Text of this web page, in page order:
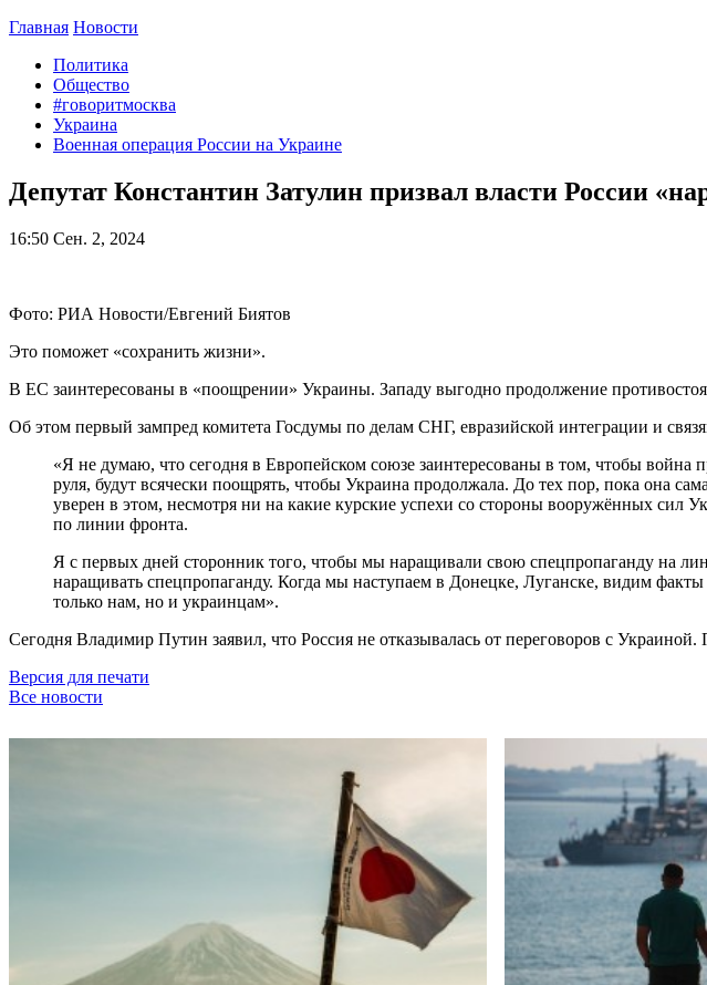
Главная Новости
Политика
Общество
#говоритмосква
Украина
Военная операция России на Украине
Депутат Константин Затулин призвал власти России
16:50 Сен. 2, 2024
Фото: РИА Новости/Евгений Биятов
Это поможет «сохранить жизни».
В ЕС заинтересованы в «поощрении» Украины. Западу выгодно продолжение
Об этом первый зампред комитета Госдумы по делам СНГ, евразийской интеграции и
«Я не думаю, что сегодня в Европейском союзе заинтересованы в том, чтобы война
руля, будут всячески поощрять, чтобы Украина продолжала. До тех пор, пока она
уверен в этом, несмотря ни на какие курские успехи со стороны вооружённых
по линии фронта.
Я с первых дней сторонник того, чтобы мы наращивали свою спецпропаганду на
наращивать спецпропаганду. Когда мы наступаем в Донецке, Луганске, видим
только нам, но и украинцам».
Сегодня Владимир Путин заявил, что Россия не отказывалась от переговоров с
Версия для печати
Все новости